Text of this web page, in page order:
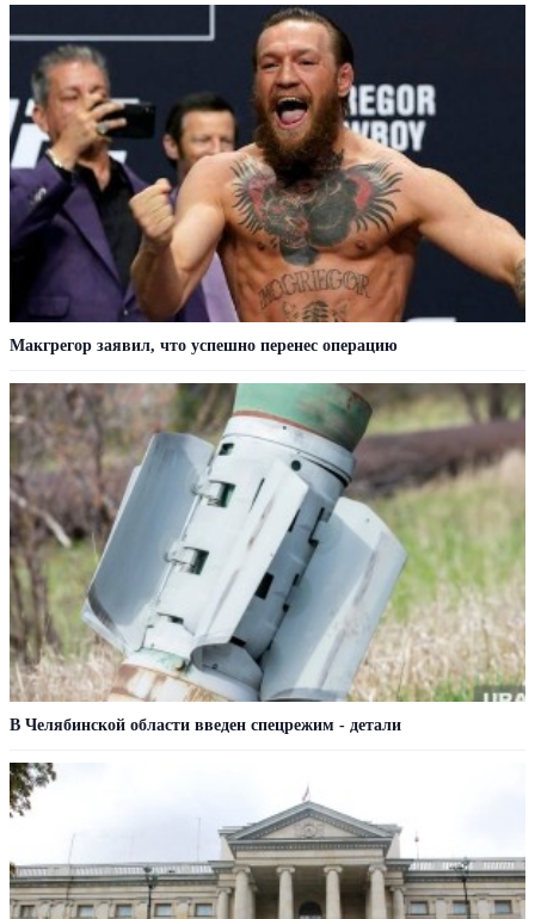
Макгрегор заявил, что успешно перенес операцию
В Челябинской области введен спецрежим - детали